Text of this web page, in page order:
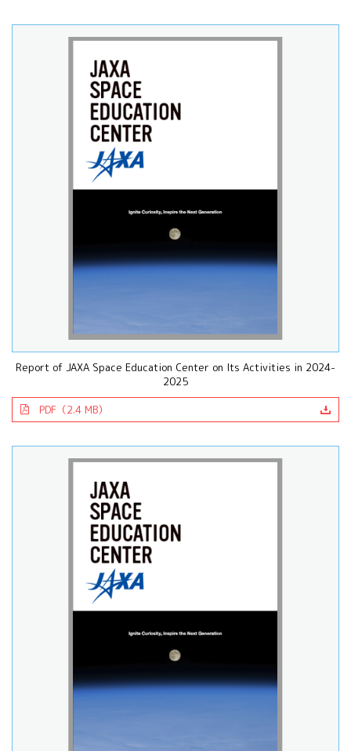
All 分科会
会合
APRSAFポス
セミナー
ISEB（国際
宇宙教育会
議）
ISEB学生派
Report of JAXA Space Education Center on Its Activities in 2024-
2025
PDF（2.4 MB）